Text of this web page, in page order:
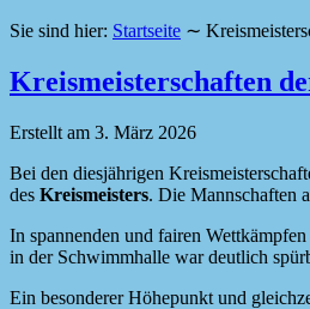
Sie sind hier: Startseite ∼
Kreismeisterschaften
Erstellt am 3. März 2026
Bei den diesjährigen
des Kreismeisters. Die Mannschaften
In spannenden und fairen
in der Schwimmhalle war deutlich
Ein besonderer Höhepunkt und